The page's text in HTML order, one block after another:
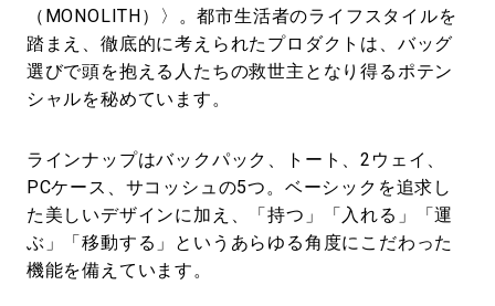
（MONOLITH）〉。都市生活者のライフスタイルを
踏まえ、徹底的に考えられたプロダクトは、バッグ
選びで頭を抱える人たちの救世主となり得るポテン
シャルを秘めています。
ラインナップはバックパック、トート、2ウェイ、
PCケース、サコッシュの5つ。ベーシックを追求し
た美しいデザインに加え、「持つ」「入れる」「運
ぶ」「移動する」というあらゆる角度にこだわった
機能を備えています。